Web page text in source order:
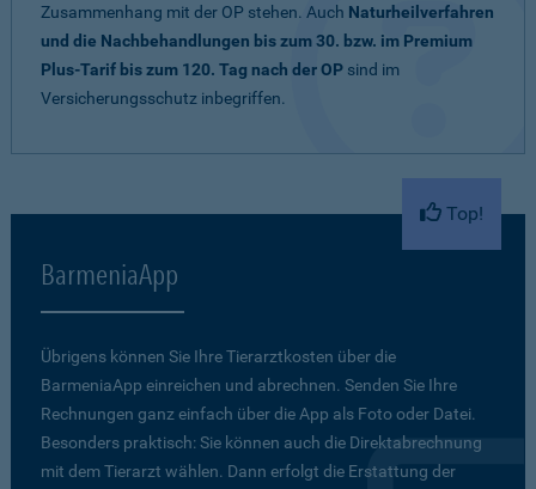
Zusammenhang mit der OP stehen. Auch Naturheilverfahren
und die Nachbehandlungen bis zum 30. bzw. im Premium
Plus-Tarif bis zum 120. Tag nach der OP sind im
Versicherungsschutz inbegriffen.
Top!
BarmeniaApp
Übrigens können Sie Ihre Tierarztkosten über die
BarmeniaApp einreichen und abrechnen. Senden Sie Ihre
Rechnungen ganz einfach über die App als Foto oder Datei.
Besonders praktisch: Sie können auch die Direktabrechnung
mit dem Tierarzt wählen. Dann erfolgt die Erstattung der